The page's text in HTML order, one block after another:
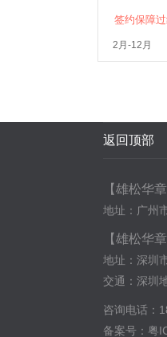
签约保障
2月-12月
返回顶部
【雄松华
地址：广州
【雄松华
地址：深圳
交通：深圳
咨询电话：
备案号： 粤